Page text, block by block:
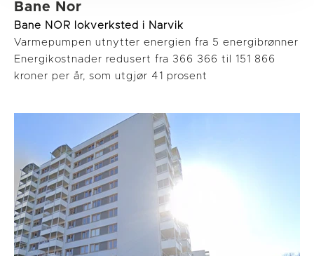
Bane Nor
Bane NOR lokverksted i Narvik
Varmepumpen utnytter energien fra 5 energibrønner
Energikostnader redusert fra 366 366 til 151 866
kroner per år, som utgjør 41 prosent